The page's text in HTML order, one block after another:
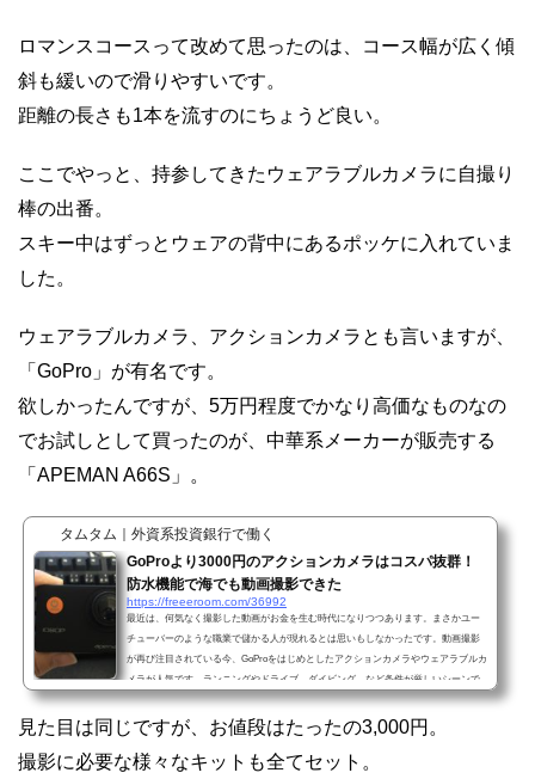
ロマンスコースって改めて思ったのは、コース幅が広く傾
斜も緩いので滑りやすいです。
距離の長さも1本を流すのにちょうど良い。
ここでやっと、持参してきたウェアラブルカメラに自撮り
棒の出番。
スキー中はずっとウェアの背中にあるポッケに入れていま
した。
ウェアラブルカメラ、アクションカメラとも言いますが、
「GoPro」が有名です。
欲しかったんですが、5万円程度でかなり高価なものなの
でお試しとして買ったのが、中華系メーカーが販売する
「APEMAN A66S」。
タムタム｜外資系投資銀行で働く
GoProより3000円のアクションカメラはコスパ抜群！
防水機能で海でも動画撮影できた
https://freeeroom.com/36992
最近は、何気なく撮影した動画がお金を生む時代になりつつあります。まさかユー
チューバーのような職業で儲かる人が現れるとは思いもしなかったです。動画撮影
が再び注目されている今、GoProをはじめとしたアクションカメラやウェアラブルカ
メラが人気です。ランニングやドライブ、ダイビング…など条件が厳しいシーンで
も撮影することができます。今回、ハワイ旅行にあたって、格安のアクションカメ
ラを購入。GoProは高級すぎて買うのはちょっと…という人でも、中華系メーカーの
カメラであれば格安なモデルも多く、興味を持っている人...
見た目は同じですが、お値段はたったの3,000円。
撮影に必要な様々なキットも全てセット。